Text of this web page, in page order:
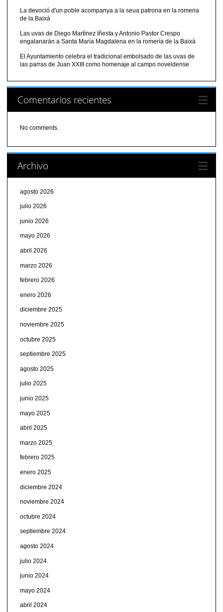
La devoció d'un poble acompanya a la seua patrona en la romeria
de la Baixà
Las uvas de Diego Martínez Iñesta y Antonio Pastor Crespo
engalanarán a Santa María Magdalena en la romería de la Baixà
El Ayuntamiento celebra el tradicional embolsado de las uvas de
las parras de Juan XXIII como homenaje al campo noveldense
Comentarios recientes
No comments.
Archivo
agosto 2026
julio 2026
junio 2026
mayo 2026
abril 2026
marzo 2026
febrero 2026
enero 2026
diciembre 2025
noviembre 2025
octubre 2025
septiembre 2025
agosto 2025
julio 2025
junio 2025
mayo 2025
abril 2025
marzo 2025
febrero 2025
enero 2025
diciembre 2024
noviembre 2024
octubre 2024
septiembre 2024
agosto 2024
julio 2024
junio 2024
mayo 2024
abril 2024